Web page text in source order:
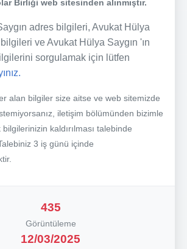
Birliği web sitesinden alınmıştır.
adres bilgileri, Avukat Hülya
ve Avukat Hülya Saygın 'ın
sorgulamak için lütfen
alan bilgiler size aitse ve web sitemizde
iletişim bölümünden bizimle
kaldırılması talebinde
3 iş günü içinde
435
Görüntüleme
12/03/2025